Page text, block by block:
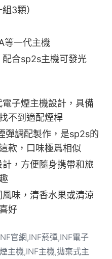
3顆）
等一代主機
合sp2s主機可發光
子煙主機設計，具備
不到適配煙桿
彈調配製作，是sp2s的
款，口味極爲相似
，方便隨身携帶和旅
味，清香水果或清涼
好